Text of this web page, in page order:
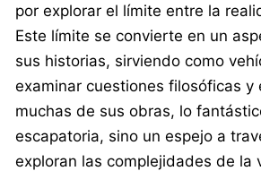
por explorar el límite entre la
Este límite se convierte en un
sus historias, sirviendo como
examinar cuestiones filosóficas y
muchas de sus obras, lo
escapatoria, sino un espejo a
exploran las complejidades de la